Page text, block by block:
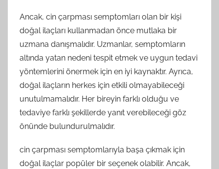
Ancak, cin çarpması semptomları olan bir kişi
doğal ilaçları kullanmadan önce mutlaka bir
uzmana danışmalıdır. Uzmanlar, semptomların
altında yatan nedeni tespit etmek ve uygun tedavi
yöntemlerini önermek için en iyi kaynaktır. Ayrıca,
doğal ilaçların herkes için etkili olmayabileceği
unutulmamalıdır. Her bireyin farklı olduğu ve
tedaviye farklı şekillerde yanıt verebileceği göz
önünde bulundurulmalıdır.
cin çarpması semptomlarıyla başa çıkmak için
doğal ilaçlar popüler bir seçenek olabilir. Ancak,